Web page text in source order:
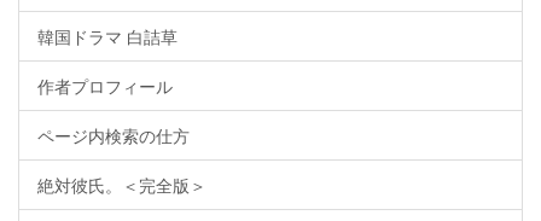
韓国ドラマ 白詰草
作者プロフィール
ページ内検索の仕方
絶対彼氏。＜完全版＞